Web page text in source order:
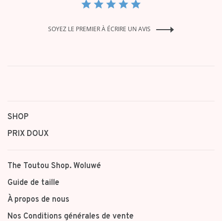
SOYEZ LE PREMIER À ÉCRIRE UN AVIS
SHOP
PRIX DOUX
The Toutou Shop. Woluwé
Guide de taille
À propos de nous
Nos Conditions générales de vente